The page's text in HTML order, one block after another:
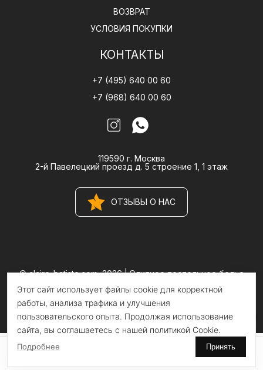
ВОЗВРАТ
УСЛОВИЯ ПОКУПКИ
КОНТАКТЫ
+7 (495) 640 00 60
+7 (968) 640 00 60
119590 г. Москва
2-й Павелецкий проезд д. 5 строение 1, 1 этаж
ОТЗЫВЫ О НАС
© claire-batiste.com, 2026 |Элитное постельное белье
Информация на сайте носит информационный характер и не
является публичной офертой
Этот сайт использует файлы cookie для корректной
работы, анализа трафика и улучшения
пользовательского опыта. Продолжая использование
сайта, вы соглашаетесь с нашей политикой Cookie.
Подробнее Принять